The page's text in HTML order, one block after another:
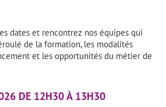
dates et rencontrez nos équipes qui
de la formation, les modalités
et les opportunités du métier de
DE 12H30 À 13H30